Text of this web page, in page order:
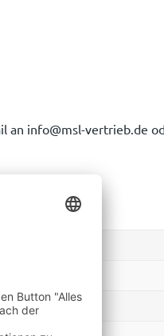
an info@msl-vertrieb.de